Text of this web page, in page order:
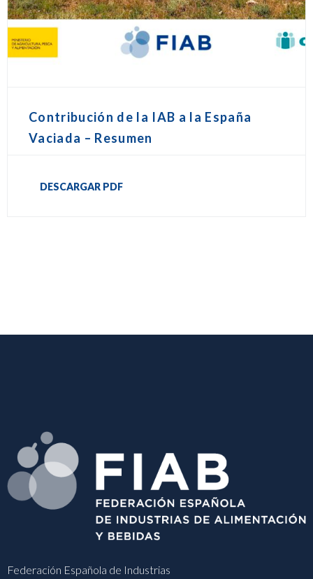
Contribución de la IAB a la España
Vaciada – Resumen
DESCARGAR PDF
Federación Española de Industrias